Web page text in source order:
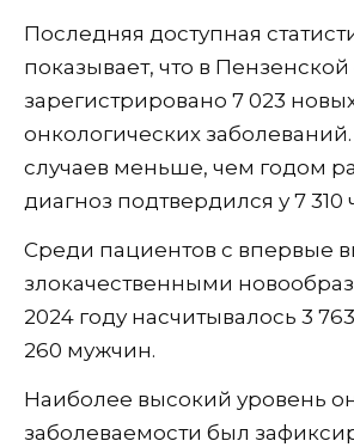
Последняя доступная
показывает, что в
зарегистрировано 7 023
онкологических
случаев меньше, чем годом
диагноз подтвердился у 7 310
Среди пациентов с впервые
злокачественными
2024 году насчитывалось 3
260 мужчин.
Наиболее высокий уровень
заболеваемости был